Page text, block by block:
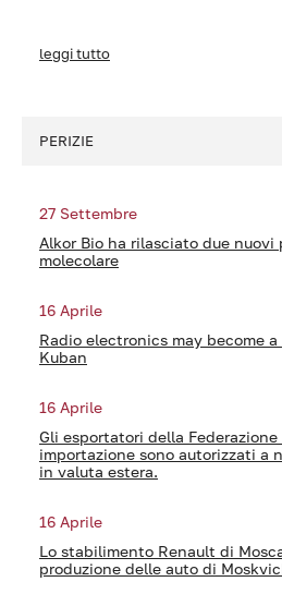
leggi tutto
PERIZIE
27 Settembre
Alkor Bio ha rilasciato due
molecolare
16 Aprile
Radio electronics may become
Kuban
16 Aprile
Gli esportatori della
importazione sono autorizzati a
in valuta estera.
16 Aprile
Lo stabilimento Renault di
produzione delle auto di